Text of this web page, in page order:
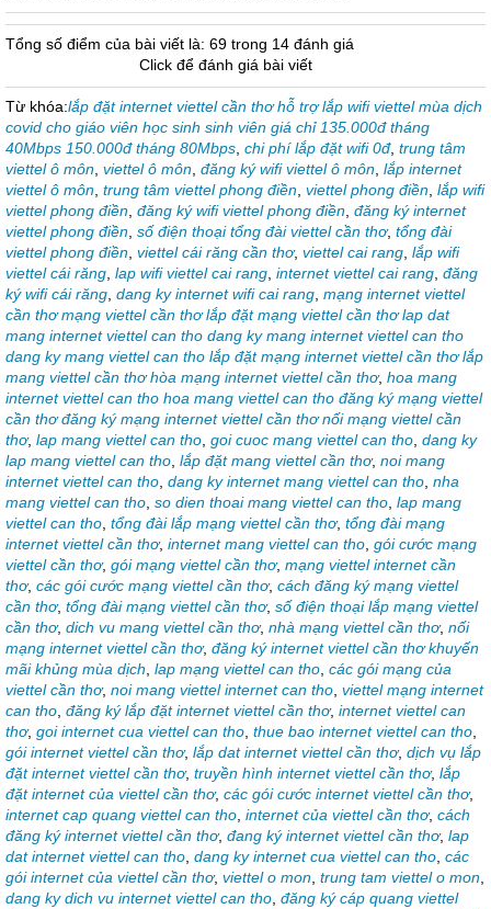
Tổng số điểm của bài viết là: 69 trong 14 đánh giá
Click để đánh giá bài viết
Từ khóa:lắp đặt internet viettel cần thơ hỗ trợ lắp wifi viettel mùa dịch
covid cho giáo viên học sinh sinh viên giá chỉ 135.000đ tháng
40Mbps 150.000đ tháng 80Mbps chi phí lắp đặt wifi 0đ, trung tâm
viettel ô môn viettel ô môn đăng ký wifi viettel ô môn lắp internet
viettel ô môn trung tâm viettel phong điền viettel phong điền lắp wifi
viettel phong điền đăng ký wifi viettel phong điền đăng ký internet
viettel phong điền số điện thoại tổng đài viettel cần thơ, tổng đài
viettel phong điền viettel cái răng cần thơ, viettel cai rang lắp wifi
viettel cái răng lap wifi viettel cai rang internet viettel cai rang đăng
ký wifi cái răng dang ky internet wifi cai rang mạng internet viettel
cần thơ mạng viettel cần thơ lắp đặt mạng viettel cần thơ lap dat
mang internet viettel can tho dang ky mang internet viettel can tho
dang ky mang viettel can tho lắp đặt mạng internet viettel cần thơ lắp
mang viettel cần thơ hòa mạng internet viettel cần thơ, hoa mang
internet viettel can tho hoa mang viettel can tho đăng ký mạng viettel
cần thơ đăng ký mạng internet viettel cần thơ nối mạng viettel cần
thơ, lap mang viettel can tho goi cuoc mang viettel can tho dang ky
lap mang viettel can tho lắp đặt mang viettel cần thơ, noi mang
internet viettel can tho dang ky internet mang viettel can tho nha
mang viettel can tho so dien thoai mang viettel can tho lap mang
viettel can tho tổng đài lắp mạng viettel cần thơ, tổng đài mạng
internet viettel cần thơ, internet mang viettel can tho gói cước mạng
viettel cần thơ, gói mạng viettel cần thơ, mạng viettel internet cần
thơ, các gói cước mạng viettel cần thơ, cách đăng ký mạng viettel
cần thơ, tổng đài mạng viettel cần thơ, số điện thoại lắp mạng viettel
cần thơ, dich vu mang viettel cần thơ, nhà mạng viettel cần thơ, nối
mạng internet viettel cần thơ, đăng ký internet viettel cần thơ khuyến
mãi khủng mùa dịch lap mạng viettel can tho các gói mạng của
viettel cần thơ, noi mang viettel internet can tho viettel mạng internet
can tho đăng ký lắp đặt internet viettel cần thơ, internet viettel can
thơ, goi internet cua viettel can tho thue bao internet viettel can tho
gói internet viettel cần thơ, lắp dat internet viettel cần thơ, dịch vụ lắp
đặt internet viettel cần thơ, truyền hình internet viettel cần thơ, lắp
đặt internet của viettel cần thơ, các gói cước internet viettel cần thơ,
internet cap quang viettel can tho internet của viettel cần thơ, cách
đăng ký internet viettel cần thơ, đang ký internet viettel cần thơ, lap
dat internet viettel can tho dang ky internet cua viettel can tho các
gói internet của viettel cần thơ, viettel o mon trung tam viettel o mon
dang ky dich vu internet viettel can tho đăng ký cáp quang viettel